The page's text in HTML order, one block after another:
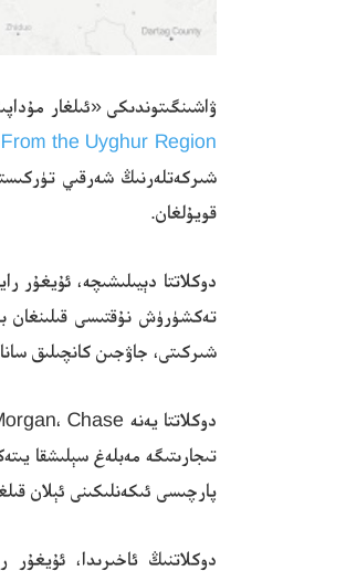
ۋاشىنگىتوندىكى «ئىلغار
the Uyghur Region
شىركەتلەرنىڭ شەرقىي
قويۇلغان.
دوكلاتتا دېيىلىشىچە، ئۇيغۇر
شىركىتى، جاۋجىن كانچىلىق
تىجارىتىگە مەبلەغ سېلىشقا
پارچىسى ئىكەنلىكىنى ئېلان
دوكلاتنىڭ ئاخىرىدا،